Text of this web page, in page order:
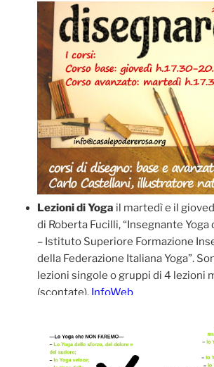
Lezioni di Yoga il martedì e il
di Roberta Fucilli, “Insegnante Yoga
– Istituto Superiore Formazione
della Federazione Italiana Yoga”.
lezioni singole o gruppi di 4 lezioni
(scontate). InfoWeb